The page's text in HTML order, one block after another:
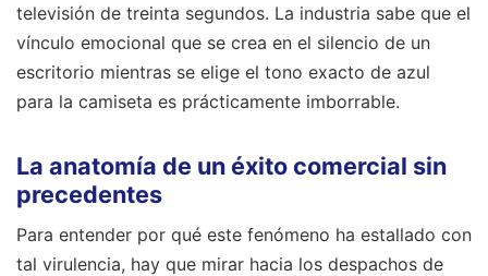
televisión de treinta segundos. La industria sabe que el
vínculo emocional que se crea en el silencio de un
escritorio mientras se elige el tono exacto de azul
para la camiseta es prácticamente imborrable.
La anatomía de un éxito comercial sin
precedentes
Para entender por qué este fenómeno ha estallado con
tal virulencia, hay que mirar hacia los despachos de